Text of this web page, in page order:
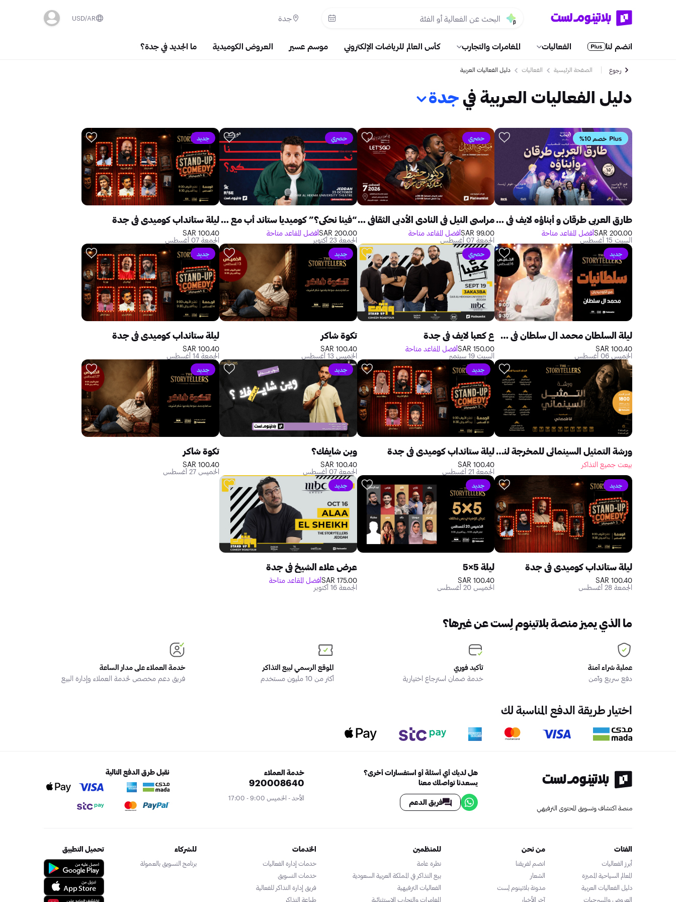
جدة AR
USD
انضم لنا الفعاليات المغامرات والتجارب كأس العالم للرياضات الإلكتروني موسم عسير العروض الكوميدية ما الجديد في جدة؟
رجوع الصفحة الرئيسية الفعاليات دليل الفعاليات العربية
دليل الفعاليات العربية في جدة
خصم 10%
طارق العربي طرقان و أبناؤه لايف في جدة
200.00 SAR
أفضل المقاعد متاحة
السبت 15 أغسطس
حصري
مراسي النيل في النادي الأدبي الثقافي بجدة
99.00 SAR
أفضل المقاعد متاحة
الجمعة 07 أغسطس
حصري
“فينا نحكي؟” كوميديا ستاند أب مع جون أشقر في جدة
200.00 SAR
أفضل المقاعد متاحة
الجمعة 23 أكتوبر
جديد
ليلة ستانداب كوميدي في جدة
100.40 SAR
الجمعة 07 أغسطس
جديد
ليلة السلطان محمد ال سلطان في جدة
100.40 SAR
الخميس 06 أغسطس
حصري
ع كعبا لايف في جدة
150.00 SAR
أفضل المقاعد متاحة
السبت 19 سبتمبر
جديد
تكوة شاكر
100.40 SAR
الخميس 13 أغسطس
جديد
ليلة ستانداب كوميدي في جدة
100.40 SAR
الجمعة 14 أغسطس
ورشة التمثيل السينمائي للمخرجة لنا قمصاني في جدة
بيعت جميع التذاكر
جديد
ليلة ستانداب كوميدي في جدة
100.40 SAR
الجمعة 21 أغسطس
جديد
وين شايفك؟
100.40 SAR
الجمعة 07 أغسطس
جديد
تكوة شاكر
100.40 SAR
الخميس 27 أغسطس
جديد
ليلة ستانداب كوميدي في جدة
100.40 SAR
الجمعة 28 أغسطس
جديد
ليلة 5×5
100.40 SAR
الخميس 20 أغسطس
جديد
عرض علاء الشيخ في جدة
175.00 SAR
أفضل المقاعد متاحة
الجمعة 16 أكتوبر
ما الذي يميز منصة بلاتينوم لِست عن غيرها؟
عملية شراء آمنة
دفع سريع وآمن
تأكيد فوري
خدمة ضمان استرجاع اختيارية
الموقع الرسمي لبيع التذاكر
أكثر من 10 مليون مستخدم
خدمة العملاء على مدار الساعة
فريق دعم مخصص لخدمة العملاء وإدارة البيع
اختيار طريقة الدفع المناسبة لك
منصة اكتشاف وتسويق المحتوى الترفيهي
هل لديك أي أسئلة أو استفسارات أخرى؟
يسعدنا تواصلك معنا
فريق الدعم
خدمة العملاء
920008640
الأحد - الخميس 9:00 - 17:00
نقبل طرق الدفع التالية
الفئات
أبرز الفعاليات
المعالم السياحية المميزة
دليل الفعاليات العربية
العروض والمسرحيات
من نحن
انضم لفريقنا
الشعار
مدونة بلاتينوم لِست
آخر الأخبار
للمنظمين
نظرة عامة
بيع التذاكر في المملكة العربية السعودية
الفعاليات الترفيهية
المغامرات والتجارب الاستثنائية
الخدمات
خدمات إدارة الفعاليات
خدمات التسويق
فريق إدارة التذاكر للفعالية
طباعة التذاكر
للشركاء
برنامج التسويق بالعمولة
تحميل التطبيق